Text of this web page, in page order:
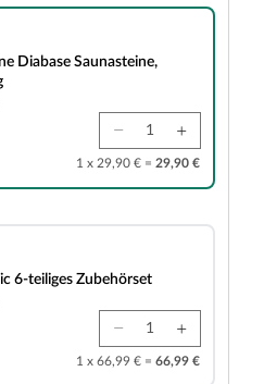
Inhalt: 20 kg
Diabase Saunasteine,
1 x 29,90 € = 29,90 €
6-teiliges Zubehörset
1 x 66,99 € = 66,99 €